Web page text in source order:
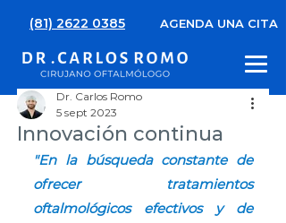
(81) 2622 0385 AGENDA UNA CITA
Innovación continua
Dr. Carlos Romo
5 sept 2023
"En la búsqueda constante de
ofrecer tratamientos
oftalmológicos efectivos y de